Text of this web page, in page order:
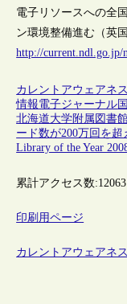
電子リソースへの全
ン環境整備進む（英国
http://current.ndl.go.jp/
カレントアウェアネ
情報電子ジャーナル
北海道大学附属図書
ード数が200万回を超
Library of the Year
累計アクセス数:12063
印刷用ページ
カレントアウェアネ